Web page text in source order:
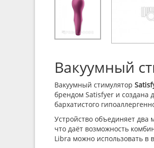
Вакуумный
Вакуумный стимулятор
брендом Satisfyer и создана
бархатистого
Устройство объединяет
что даёт возможность
Libra можно использовать